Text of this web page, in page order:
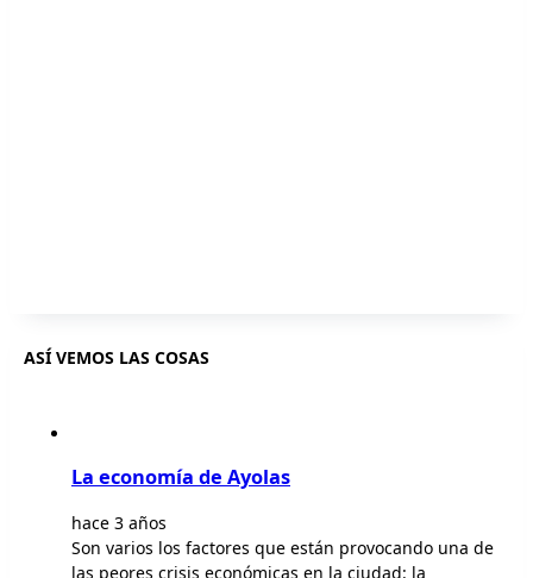
ASÍ VEMOS LAS COSAS
La economía de Ayolas
hace 3 años
Son varios los factores que están provocando una de
las peores crisis económicas en la ciudad: la